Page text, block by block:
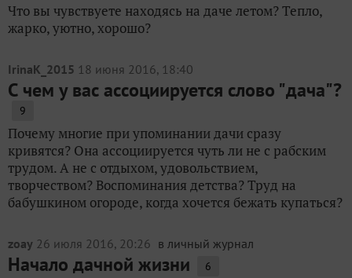
Что вы чувствуете находясь на даче летом? Тепло,
жарко, уютно, хорошо?
IrinaK_2015 18 июня 2016, 18:40
С чем у вас ассоциируется слово "дача"?
9
Почему многие при упоминании дачи сразу
кривятся? Она ассоциируется чуть ли не с рабским
трудом. А не с отдыхом, удовольствием,
творчеством? Воспоминания детства? Труд на
бабушкином огороде, когда хочется бежать купаться?
zoay 26 июля 2016, 20:26 в личный журнал
Начало дачной жизни 6